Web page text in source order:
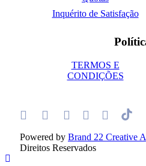
Inquérito de Satisfação
TERMOS E
CONDIÇÕES
Powered by Brand 22 Creative
Direitos Reservados